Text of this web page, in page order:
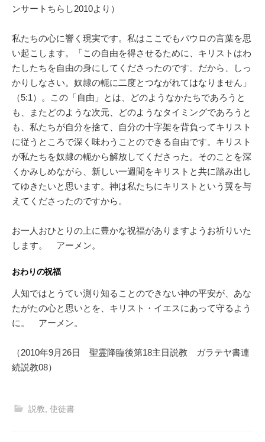
ンサートちらし2010より）
私たちの心に響く現実です。私はここでもパウロの言葉を思
い起こします。「この自由を得させるために、キリストはわ
たしたちを自由の身にしてくださったのです。だから、しっ
かりしなさい。奴隷の軛に二度とつながれてはなりません」
（5:1）。この「自由」とは、どのようなかたちであろうと
も、またどのような次元、どのようなタイミングであろうと
も、私たちが自分を捨て、自分の十字架を背負ってキリスト
に従うところで深く味わうことのできる自由です。キリスト
が私たちを奴隷の軛から解放してくださった。そのことを深
くかみしめながら、新しい一週間をキリストと共に踏み出し
てゆきたいと思います。神は私たちにキリストという翼を与
えてくださったのですから。
お一人おひとりの上に豊かな祝福がありますようお祈りいた
します。 アーメン。
おわりの祝福
人知ではとうてい測り知ることのできない神の平安が、あな
たがたの心と思いとを、キリスト・イエスにあって守るよう
に。 アーメン。
（2010年9月26日 聖霊降臨後第18主日説教 ガラテヤ書連
続説教08）
説教 使徒書